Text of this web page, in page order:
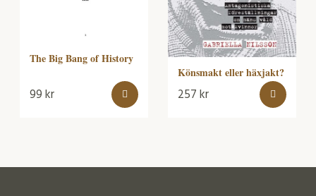
The Big Bang of History
99kr
Könsmakt eller häxjakt?
257kr